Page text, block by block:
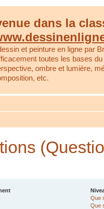
dans la
et peinture en ligne par
toutes les bases
ombre et lumière,
etc.
Que
Que